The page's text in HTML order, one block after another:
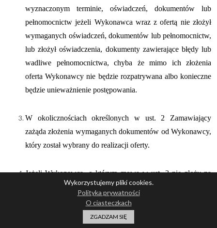
wyznaczonym terminie, oświadczeń, dokumentów lub
pełnomocnictw jeżeli Wykonawca wraz z ofertą nie złożył
wymaganych oświadczeń, dokumentów lub pełnomocnictw,
lub złożył oświadczenia, dokumenty zawierające błędy lub
wadliwe pełnomocnictwa, chyba że mimo ich złożenia
oferta Wykonawcy nie będzie rozpatrywana albo konieczne
będzie unieważnienie postępowania.
W okolicznościach określonych w ust. 2 Zamawiający
zażąda złożenia wymaganych dokumentów od Wykonawcy,
który został wybrany do realizacji oferty.
Jeżeli Wykonawca, o którym mowa w ust. 3 nie złoży na
wezwanie Zamawiającego,
w wyznaczonym terminie, wymaganych dokumentów, lub
uchyla się od zawarcia umowy w sprawie zamówienia
Wykorzystujemy pliki cookies.
Polityka prywatności
O ciasteczkach
ZGADZAM SIĘ